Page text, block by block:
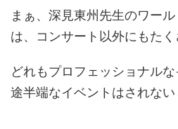
まぁ、深見東州先生のワー
は、コンサート以外にもたく
どれもプロフェッショナル
途半端なイベントはされない